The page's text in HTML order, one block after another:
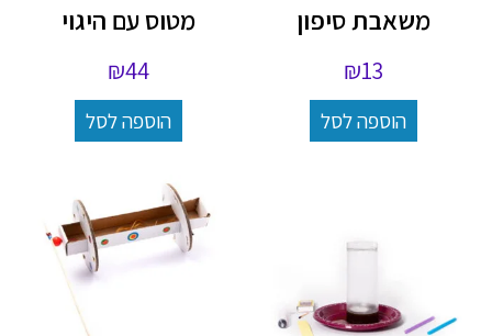
משאבת סיפון
₪13
הוספה לסל
מטוס עם היגוי
₪44
הוספה לסל